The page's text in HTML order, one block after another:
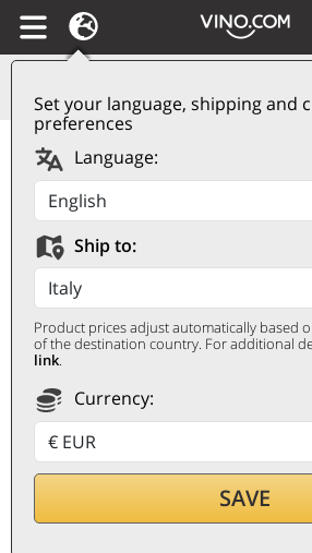
Set your language, shipping and
preferences
Language:
Ship to:
Product prices adjust automatically based
of the destination country. For additional
link.
Currency:
SAVE
Toscana IGT Rosso
SìLei 2021
TERRESCURE
0,75 ℓ